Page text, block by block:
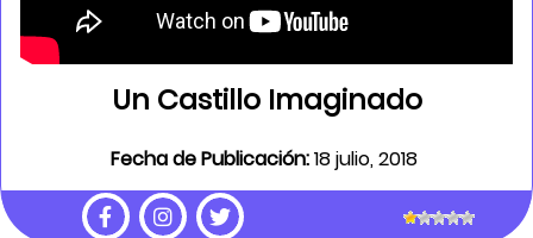
Un Castillo Imaginado
Fecha de Publicación:18 julio, 2018
Género:Ficción /Animación